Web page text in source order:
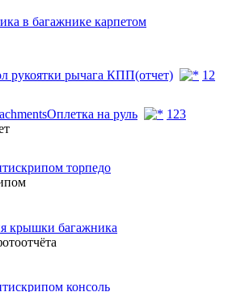
в багажнике карпетом
рукоятки рычага КПП(отчет) 1 2
Оплетка на руль 1 23
торпедо
крышки багажника
консоль